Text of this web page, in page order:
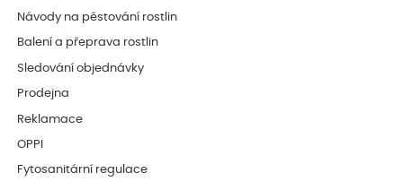
Návody na pěstování rostlin
Balení a přeprava rostlin
Sledování objednávky
Prodejna
Reklamace
OPPI
Fytosanitární regulace